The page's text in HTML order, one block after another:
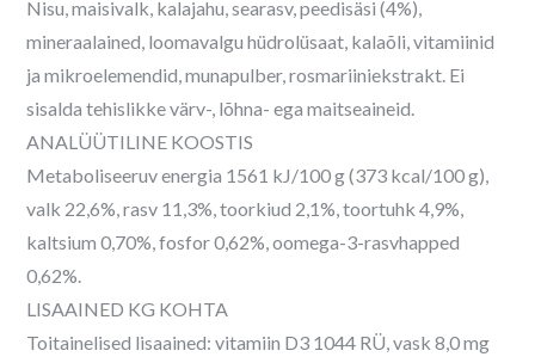
Nisu, maisivalk, kalajahu, searasv, peedisäsi (4%),
mineraalained, loomavalgu hüdrolüsaat, kalaõli, vitamiinid
ja mikroelemendid, munapulber, rosmariiniekstrakt. Ei
sisalda tehislikke värv-, lõhna- ega maitseaineid.
ANALÜÜTILINE KOOSTIS
Metaboliseeruv energia 1561 kJ/100 g (373 kcal/100 g),
valk 22,6%, rasv 11,3%, toorkiud 2,1%, toortuhk 4,9%,
kaltsium 0,70%, fosfor 0,62%, oomega-3-rasvhapped
0,62%.
LISAAINED KG KOHTA
Toitainelised lisaained: vitamiin D3 1044 RÜ, vask 8,0 mg